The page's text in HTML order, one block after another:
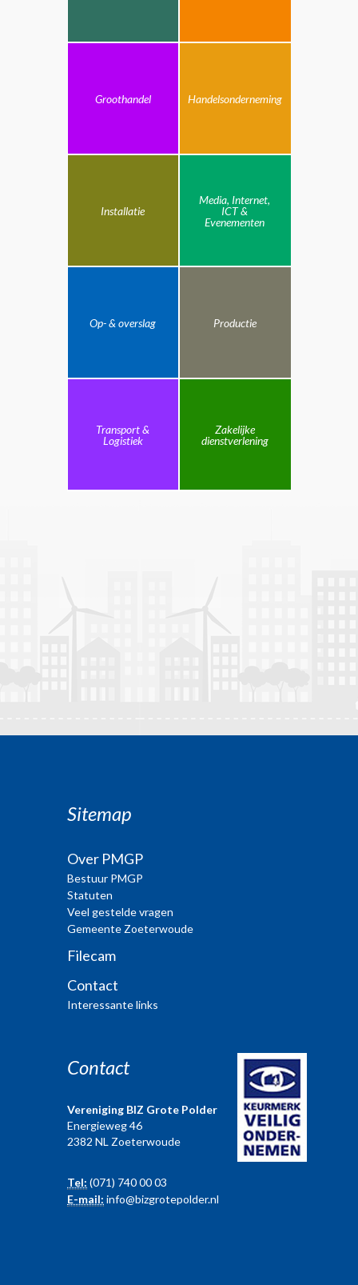
Groothandel Handelsonderneming
Installatie
Media, Internet,
ICT &
Evenementen
Op- & overslag Productie
Transport &
Logistiek
Zakelijke
dienstverlening
Sitemap
Over PMGP
Bestuur PMGP
Statuten
Veel gestelde vragen
Gemeente Zoeterwoude
Filecam
Contact
Interessante links
Contact
Vereniging BIZ Grote Polder
Energieweg 46
2382 NL Zoeterwoude
Tel: (071) 740 00 03
E-mail: info@bizgrotepolder.nl